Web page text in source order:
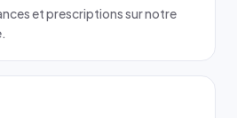
et prescriptions sur notre